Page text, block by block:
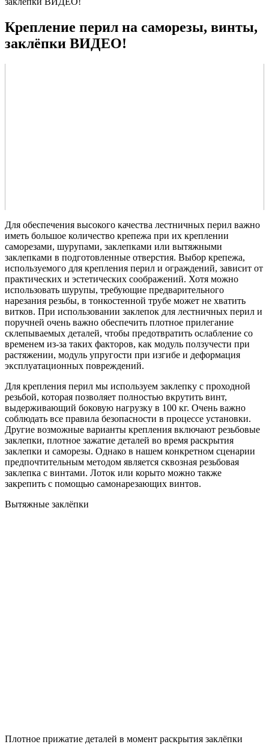
Крепление перил на саморезы, винты,
заклёпки ВИДЕО!
Для обеспечения высокого качества лестничных перил важно
иметь большое количество крепежа при их креплении
саморезами, шурупами, заклепками или вытяжными
заклепками в подготовленные отверстия. Выбор крепежа,
используемого для крепления перил и ограждений, зависит от
практических и эстетических соображений. Хотя можно
использовать шурупы, требующие предварительного
нарезания резьбы, в тонкостенной трубе может не хватить
витков. При использовании заклепок для лестничных перил и
поручней очень важно обеспечить плотное прилегание
склепываемых деталей, чтобы предотвратить ослабление со
временем из-за таких факторов, как модуль ползучести при
растяжении, модуль упругости при изгибе и деформация
эксплуатационных повреждений.
Для крепления перил мы используем заклепку с проходной
резьбой, которая позволяет полностью вкрутить винт,
выдерживающий боковую нагрузку в 100 кг. Очень важно
соблюдать все правила безопасности в процессе установки.
Другие возможные варианты крепления включают резьбовые
заклепки, плотное зажатие деталей во время раскрытия
заклепки и саморезы. Однако в нашем конкретном сценарии
предпочтительным методом является сквозная резьбовая
заклепка с винтами. Лоток или корыто можно также
закрепить с помощью самонарезающих винтов.
Вытяжные заклёпки
Плотное прижатие деталей в момент раскрытия заклёпки